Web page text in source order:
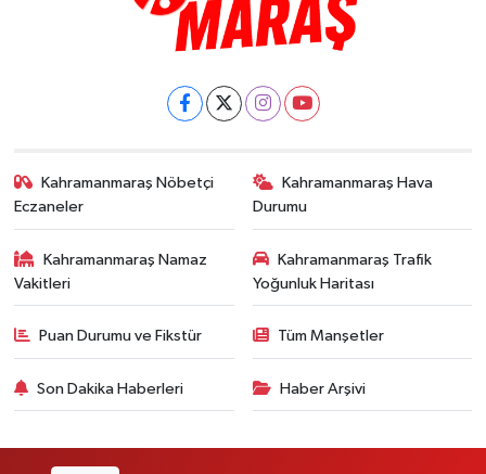
Kahramanmaraş Nöbetçi
Eczaneler
Kahramanmaraş Hava
Durumu
Kahramanmaraş Namaz
Vakitleri
Kahramanmaraş Trafik
Yoğunluk Haritası
Puan Durumu ve Fikstür Tüm Manşetler
Son Dakika Haberleri Haber Arşivi